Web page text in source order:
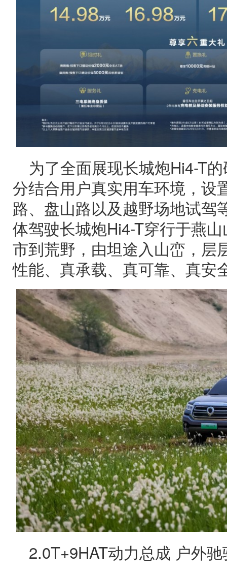
为了全面展现长城炮Hi4-T
分结合用户真实用车环境，设
路、盘山路以及越野场地试驾
体驾驶长城炮Hi4-T穿行于燕
市到荒野，由坦途入山峦，层
性能、真承载、真可靠、真安
2.0T+9HAT动力总成 户外